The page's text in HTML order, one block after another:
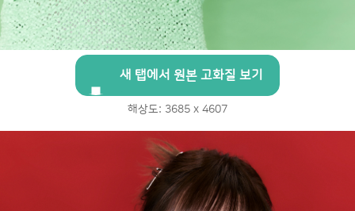
새 탭에서 원본 고화질 보기
해상도: 3685 x 4607